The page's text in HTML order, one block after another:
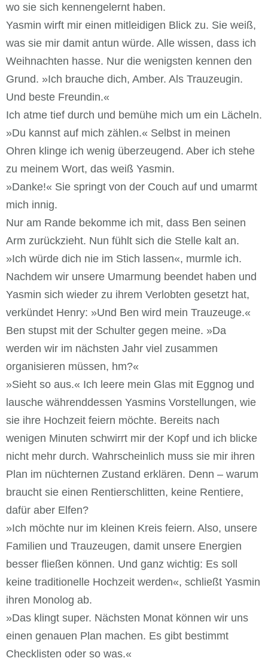
wo sie sich kennengelernt haben.
Yasmin wirft mir einen mitleidigen Blick zu. Sie weiß,
was sie mir damit antun würde. Alle wissen, dass ich
Weihnachten hasse. Nur die wenigsten kennen den
Grund. »Ich brauche dich, Amber. Als Trauzeugin.
Und beste Freundin.«
Ich atme tief durch und bemühe mich um ein Lächeln.
»Du kannst auf mich zählen.« Selbst in meinen
Ohren klinge ich wenig überzeugend. Aber ich stehe
zu meinem Wort, das weiß Yasmin.
»Danke!« Sie springt von der Couch auf und umarmt
mich innig.
Nur am Rande bekomme ich mit, dass Ben seinen
Arm zurückzieht. Nun fühlt sich die Stelle kalt an.
»Ich würde dich nie im Stich lassen«, murmle ich.
Nachdem wir unsere Umarmung beendet haben und
Yasmin sich wieder zu ihrem Verlobten gesetzt hat,
verkündet Henry: »Und Ben wird mein Trauzeuge.«
Ben stupst mit der Schulter gegen meine. »Da
werden wir im nächsten Jahr viel zusammen
organisieren müssen, hm?«
»Sieht so aus.« Ich leere mein Glas mit Eggnog und
lausche währenddessen Yasmins Vorstellungen, wie
sie ihre Hochzeit feiern möchte. Bereits nach
wenigen Minuten schwirrt mir der Kopf und ich blicke
nicht mehr durch. Wahrscheinlich muss sie mir ihren
Plan im nüchternen Zustand erklären. Denn – warum
braucht sie einen Rentierschlitten, keine Rentiere,
dafür aber Elfen?
»Ich möchte nur im kleinen Kreis feiern. Also, unsere
Familien und Trauzeugen, damit unsere Energien
besser fließen können. Und ganz wichtig: Es soll
keine traditionelle Hochzeit werden«, schließt Yasmin
ihren Monolog ab.
»Das klingt super. Nächsten Monat können wir uns
einen genauen Plan machen. Es gibt bestimmt
Checklisten oder so was.«